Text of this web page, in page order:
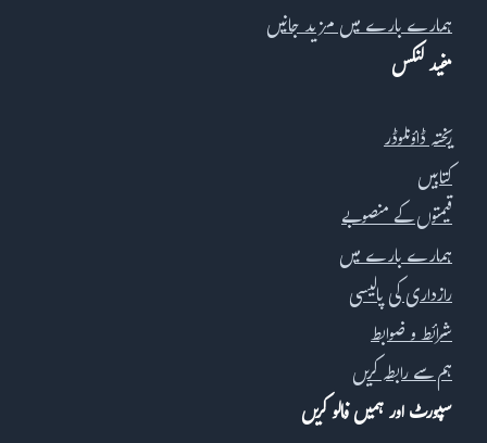
ہمارے بارے میں مزید جانیں
مفید لنکس
ریختہ ڈاؤنلوڈر
کتابیں
قیمتوں کے منصوبے
ہمارے بارے میں
رازداری کی پالیسی
شرائط و ضوابط
ہم سے رابطہ کریں
سپورٹ اور ہمیں فالو کریں